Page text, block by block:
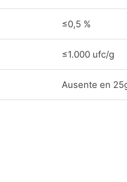
≤0,5 %
≤1.000 ufc/g
Ausente en